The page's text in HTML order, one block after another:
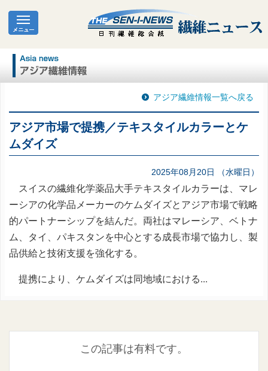
アジア繊維情報一覧へ戻る
アジア市場で提携／テキスタイルカラーとケ
ムダイズ
2025年08月20日 （水曜日）
スイスの繊維化学薬品大手テキスタイルカラーは、マレ
ーシアの化学品メーカーのケムダイズとアジア市場で戦略
的パートナーシップを結んだ。両社はマレーシア、ベトナ
ム、タイ、パキスタンを中心とする成長市場で協力し、製
品供給と技術支援を強化する。
提携により、ケムダイズは同地域における...
この記事は有料です。